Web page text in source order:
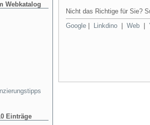
Webkatalog
Einträge
Nicht das Richtige für Sie?
Google
Linkdino Web